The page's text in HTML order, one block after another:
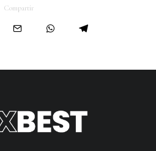
Compartir